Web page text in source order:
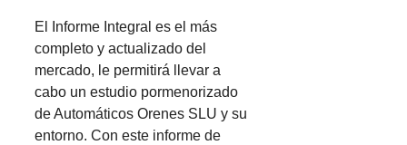
El Informe Integral es el más
completo y actualizado del
mercado, le permitirá llevar a
cabo un estudio pormenorizado
de Automáticos Orenes SLU y su
entorno. Con este informe de